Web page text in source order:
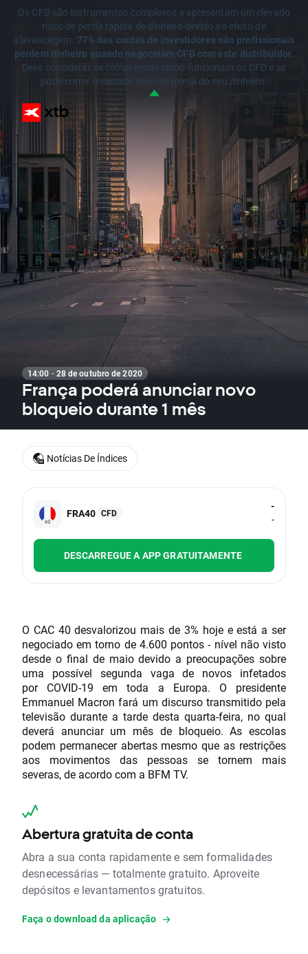
Os CFD são instrumentos complexos e apresentam um elevado
risco de perda rápida de dinheiro devido ao efeito de
alavancagem. 77% das contas de investidores não profissionais
perdem dinheiro quando negoceiam CFD com este distribuidor.
Deve considerar se compreende como funcionam os CFD e se
pode correr o elevado risco de perda do seu dinheiro.
14:00 · 28 de outubro de 2020
França poderá anunciar novo
bloqueio durante 1 mês
FRA40 CFD
-
-
DESCARREGUE A APP GRATUITAMENTE
O CAC 40 desvalorizou mais de 3% hoje e está a ser
negociado em torno de 4.600 pontos - nível não visto
desde o final de maio devido a preocupações sobre
uma possível segunda vaga de novos infetados
por COVID-19 em toda a Europa. O presidente
Emmanuel Macron fará um discurso transmitido pela
televisão durante a tarde desta quarta-feira, no qual
deverá anunciar um mês de bloqueio. As escolas
podem permanecer abertas mesmo que as restrições
aos movimentos das pessoas se tornem mais
severas, de acordo com a BFM TV.
Abertura gratuita de conta
Abra a sua conta rapidamente e sem formalidades
desnecessárias — totalmente gratuito. Aproveite
depósitos e levantamentos gratuitos.
Faça o download da aplicação
Notícias De Índices